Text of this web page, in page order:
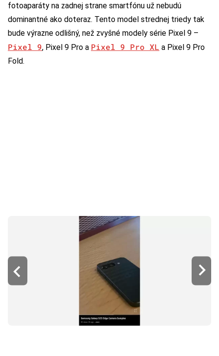
fotoaparáty na zadnej strane smartfónu už nebudú
dominantné ako doteraz. Tento model strednej triedy tak
bude výrazne odlišný, než zvyšné modely série Pixel 9 –
Pixel 9, Pixel 9 Pro a Pixel 9 Pro XL a Pixel 9 Pro
Fold.